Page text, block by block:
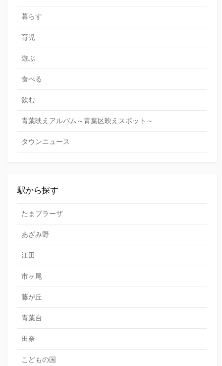
暮らす
育児
遊ぶ
食べる
飲む
青葉映えアルバム～青葉区映えスポット～
タウンニュース
駅から探す
たまプラーザ
あざみ野
江田
市ヶ尾
藤が丘
青葉台
田奈
こどもの国